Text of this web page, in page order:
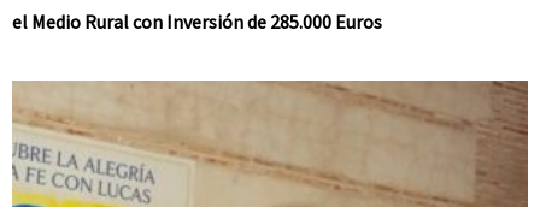
el Medio Rural con Inversión de 285.000 Euros